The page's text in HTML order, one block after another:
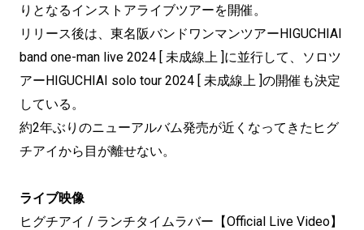
りとなるインストアライブツアーを開催。
リリース後は、東名阪バンドワンマンツアーHIGUCHIAI
band one-man live 2024 [ 未成線上 ]に並行して、ソロツ
アーHIGUCHIAI solo tour 2024 [ 未成線上 ]の開催も決定
している。
約2年ぶりのニューアルバム発売が近くなってきたヒグ
チアイから目が離せない。
ライブ映像
ヒグチアイ / ランチタイムラバー【Official Live Video】